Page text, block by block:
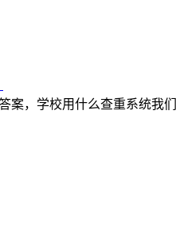
，学校用什么查重系统我